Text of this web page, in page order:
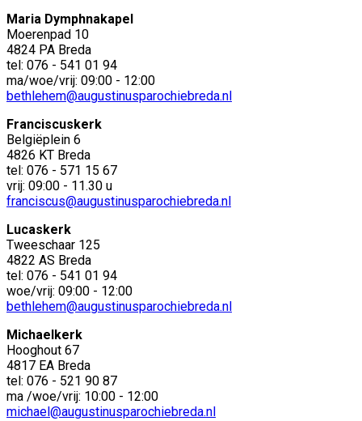
Maria Dymphnakapel
Moerenpad 10
4824 PA Breda
tel: 076 - 541 01 94
ma/woe/vrij: 09:00 - 12:00
bethlehem@augustinusparochiebreda.nl
Franciscuskerk
Belgiëplein 6
4826 KT Breda
tel: 076 - 571 15 67
vrij: 09:00 - 11.30 u
franciscus@augustinusparochiebreda.nl
Lucaskerk
Tweeschaar 125
4822 AS Breda
tel: 076 - 541 01 94
woe/vrij: 09:00 - 12:00
bethlehem@augustinusparochiebreda.nl
Michaelkerk
Hooghout 67
4817 EA Breda
tel: 076 - 521 90 87
ma /woe/vrij: 10:00 - 12:00
michael@augustinusparochiebreda.nl